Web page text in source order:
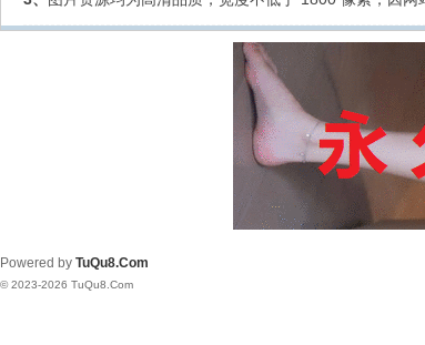
Powered by TuQu8.Com
© 2023-2026 TuQu8.Com